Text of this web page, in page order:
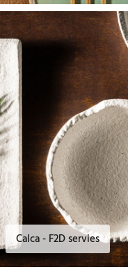
Calca - F2D servies